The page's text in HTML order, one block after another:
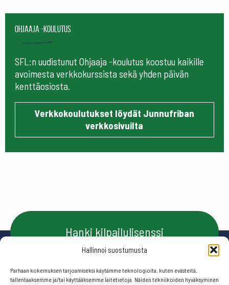
Hallinnoi suostumusta
Parhaan kokemuksen tarjoamiseksi käytämme teknologioita, kuten evästeitä,
tallentaaksemme ja/tai käyttääksemme laitetietoja. Näiden tekniikoiden hyväksyminen
Ohjaaja -koulutus
SFL:n uudistunut Ohjaaja -koulutus koostuu kaikille
avoimesta verkkokurssista sekä yhden päivän
kenttäosiosta.
Verkkokoulutukset löydät Junnufriban
verkkosivuilta
Hanki kilpailulisenssi
Ota yhteyttä